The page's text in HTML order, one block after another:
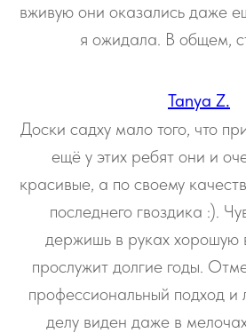
вживую они оказались даже
я ожидала. В общем,
Tanya Z.
Доски садху мало того, что
ещё у этих ребят они и
красивые, а по своему
последнего гвоздика :).
держишь в руках хорошую
прослужит долгие годы.
профессиональный подход и
делу виден даже в